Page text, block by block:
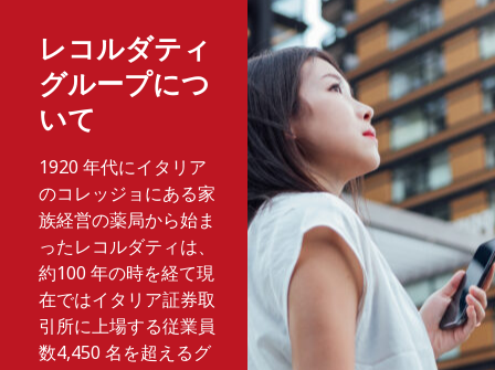
レコルダティ
グループにつ
いて
1920 年代にイタリア
のコレッジョにある家
族経営の薬局から始ま
ったレコルダティは、
約100 年の時を経て現
在ではイタリア証券取
引所に上場する従業員
数4,450 名を超えるグ